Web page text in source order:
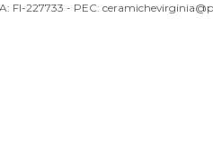
FI-227733 - PEC: